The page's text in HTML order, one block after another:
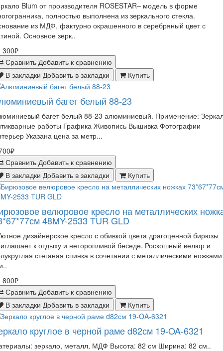
Blum от производителя ROSESTAR– модель в форме
полностью выполнена из зеркального стекла.
из МДФ, фактурно окрашенного в серебряный цвет с
Основное зерк..
300₽
Сравнить Добавить к сравнению
В закладки Добавить в закладки Купить
багет белый 88-23
багет белый 88-23 алюминиевый. Применение:
работы Графика Живопись Вышивка Фотографии
Указана цена за метр...
Сравнить Добавить к сравнению
В закладки Добавить в закладки Купить
велюровое кресло на металлических
48MY-2533 TUR GLD
дизайнерское кресло с обивкой цвета драгоценной бирюзы
к отдыху и неторопливой беседе. Роскошный велюр и
стеганая спинка в сочетании с металлическими
800₽
Сравнить Добавить к сравнению
В закладки Добавить в закладки Купить
круглое в черной раме d82см 19-OA-6321
зеркало, металл, МДФ Высота: 82 см Ширина: 82 см..